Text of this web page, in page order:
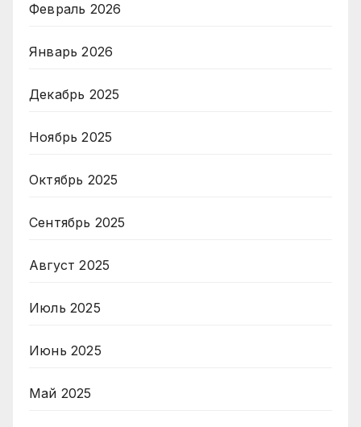
Февраль 2026
Январь 2026
Декабрь 2025
Ноябрь 2025
Октябрь 2025
Сентябрь 2025
Август 2025
Июль 2025
Июнь 2025
Май 2025